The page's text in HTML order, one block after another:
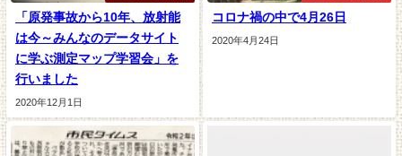
「原発事故から10年、放射能
は今～みんなのデータサイト
に学ぶ測定マップ学習会」を
行いました
2020年12月1日
コロナ禍の中で4月26日
2020年4月24日